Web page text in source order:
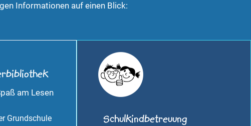
Informationen auf einen Blick:
am Lesen
Grundschule
Schulkindbetreuung